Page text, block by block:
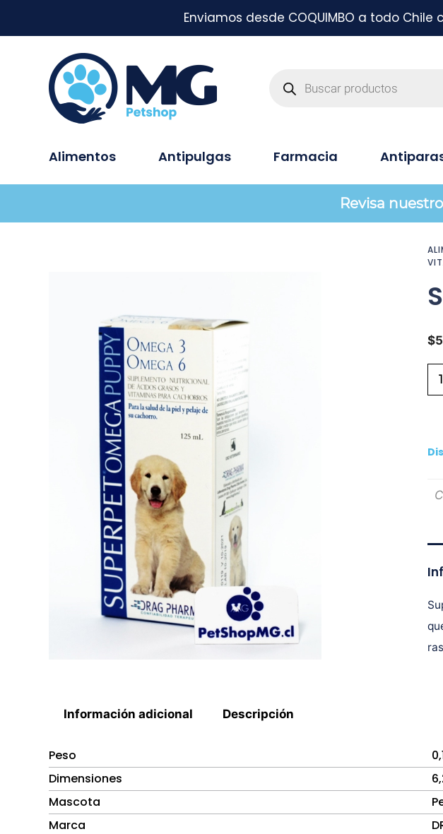
Enviamos desde COQUIMBO a todo
Alimentos Antipulgas Farmacia
Revisa
$
Información adicional Descripción
Peso
Dimensiones
Mascota
Marca